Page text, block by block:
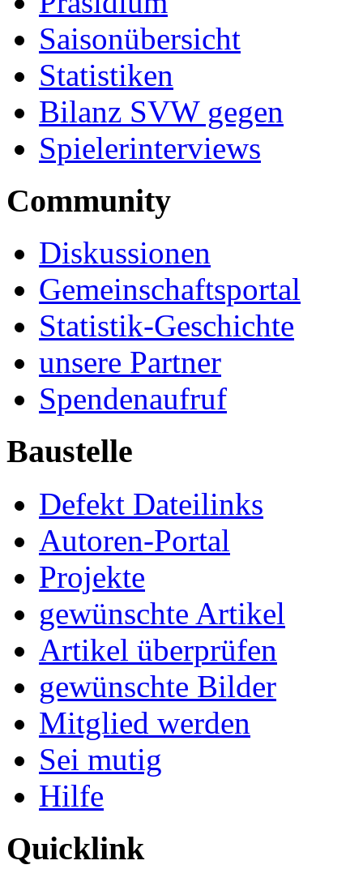
Saisonübersicht
Statistiken
Bilanz SVW gegen
Spielerinterviews
Community
Diskussionen
Gemeinschaftsportal
Statistik-Geschichte
unsere Partner
Spendenaufruf
Baustelle
Defekt Dateilinks
Autoren-Portal
Projekte
gewünschte Artikel
Artikel überprüfen
gewünschte Bilder
Mitglied werden
Sei mutig
Hilfe
Quicklink